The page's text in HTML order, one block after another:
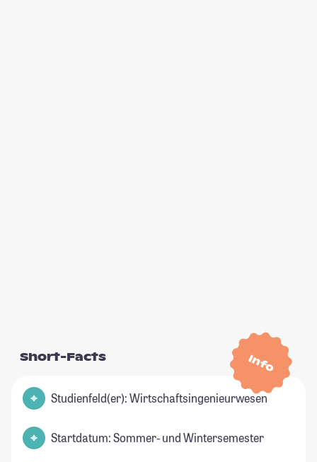
Info
Short-Facts
Studienfeld(er): Wirtschaftsingenieurwesen
Startdatum: Sommer- und Wintersemester